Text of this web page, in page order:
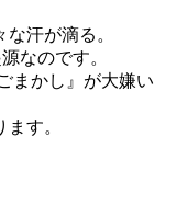
汗が滴る。
なのです。
まかし』が大嫌い
す。